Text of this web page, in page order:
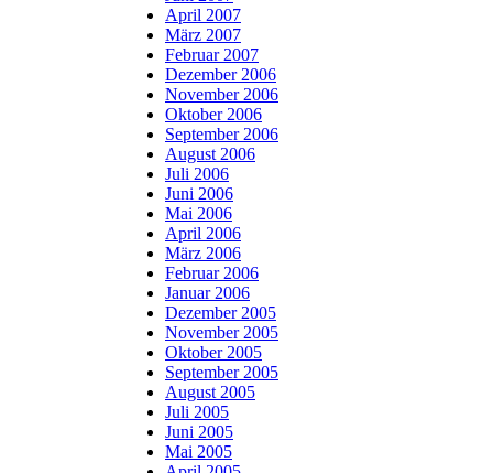
April 2007
März 2007
Februar 2007
Dezember 2006
November 2006
Oktober 2006
September 2006
August 2006
Juli 2006
Juni 2006
Mai 2006
April 2006
März 2006
Februar 2006
Januar 2006
Dezember 2005
November 2005
Oktober 2005
September 2005
August 2005
Juli 2005
Juni 2005
Mai 2005